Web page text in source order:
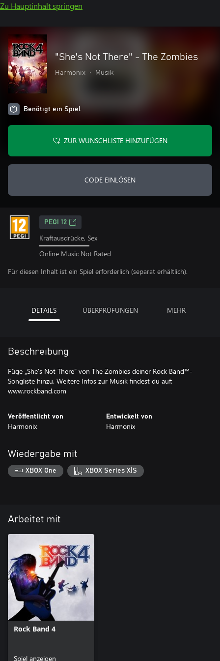
Zu Hauptinhalt springen
"She's Not There" - The Zombies
Harmonix • Musik
Benötigt ein Spiel
ZUR WUNSCHLISTE HINZUFÜGEN
CODE EINLÖSEN
PEGI 12
Kraftausdrücke, Sex
Online Music Not Rated
Für diesen Inhalt ist ein Spiel erforderlich (separat erhältlich).
DETAILS ÜBERPRÜFUNGEN MEHR
Beschreibung
Füge „She's Not There“ von The Zombies deiner Rock Band™-
Songliste hinzu. Weitere Infos zur Musik findest du auf:
www.rockband.com
Veröffentlicht von
Harmonix
Entwickelt von
Harmonix
Wiedergabe mit
XBOX One XBOX Series X|S
Arbeitet mit
Rock Band 4
Spiel anzeigen